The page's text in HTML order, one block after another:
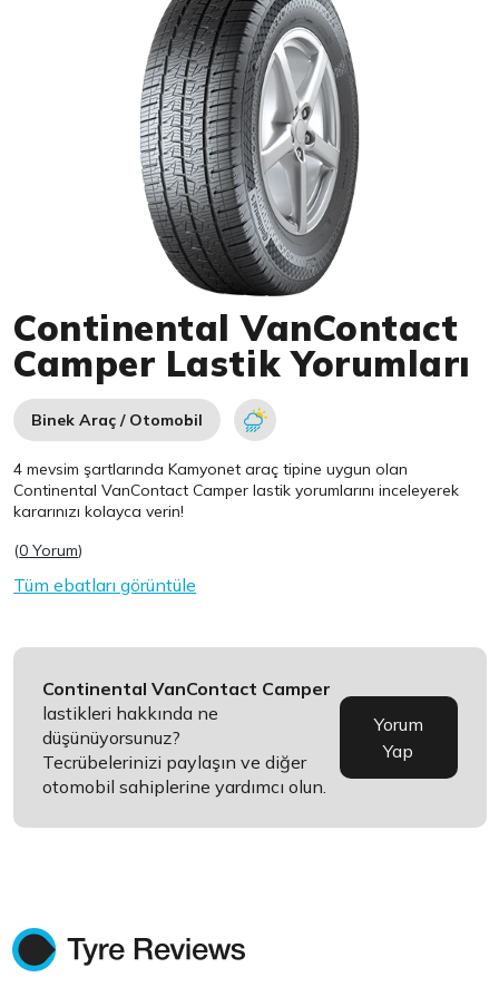
Continental VanContact
Camper Lastik Yorumları
Binek Araç / Otomobil
4 mevsim şartlarında Kamyonet araç tipine uygun olan
Continental VanContact Camper lastik yorumlarını inceleyerek
kararınızı kolayca verin!
(0 Yorum)
Tüm ebatları görüntüle
Continental VanContact Camper
lastikleri hakkında ne
düşünüyorsunuz?
Tecrübelerinizi paylaşın ve diğer
otomobil sahiplerine yardımcı olun.
Yorum
Yap